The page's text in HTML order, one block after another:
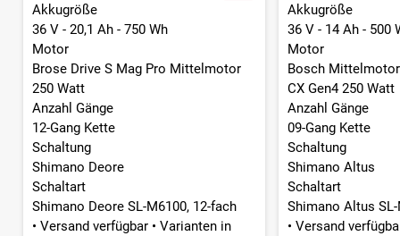
Akkugröße
36 V - 20,1 Ah - 750 Wh
Motor
Brose Drive S Mag Pro Mittelmotor
250 Watt
Anzahl Gänge
12-Gang Kette
Schaltung
Shimano Deore
Schaltart
Shimano Deore SL-M6100, 12-fach
• Versand verfügbar • Varianten in
Akkugröße
36 V - 14 Ah - 500
Motor
Bosch
CX Gen4 250 Watt
Anzahl Gänge
09-Gang Kette
Schaltung
Shimano Altus
Schaltart
Shimano Altus
• Versand